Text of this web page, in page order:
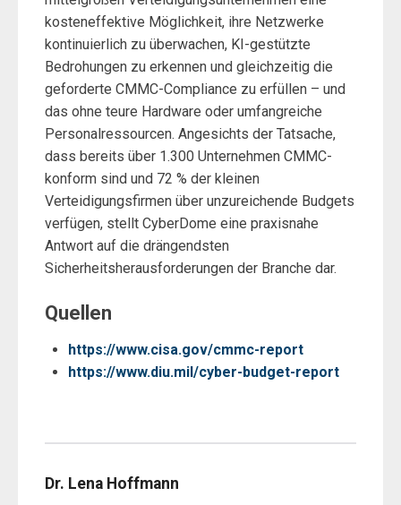
kosteneffektive Möglichkeit, ihre Netzwerke
kontinuierlich zu überwachen, KI-gestützte
Bedrohungen zu erkennen und gleichzeitig die
geforderte CMMC-Compliance zu erfüllen – und
das ohne teure Hardware oder umfangreiche
Personalressourcen. Angesichts der Tatsache,
dass bereits über 1.300 Unternehmen CMMC-
konform sind und 72 % der kleinen
Verteidigungsfirmen über unzureichende Budgets
verfügen, stellt CyberDome eine praxisnahe
Antwort auf die drängendsten
Sicherheitsherausforderungen der Branche dar.
Quellen
https://www.cisa.gov/cmmc-report
https://www.diu.mil/cyber-budget-report
Dr. Lena Hoffmann